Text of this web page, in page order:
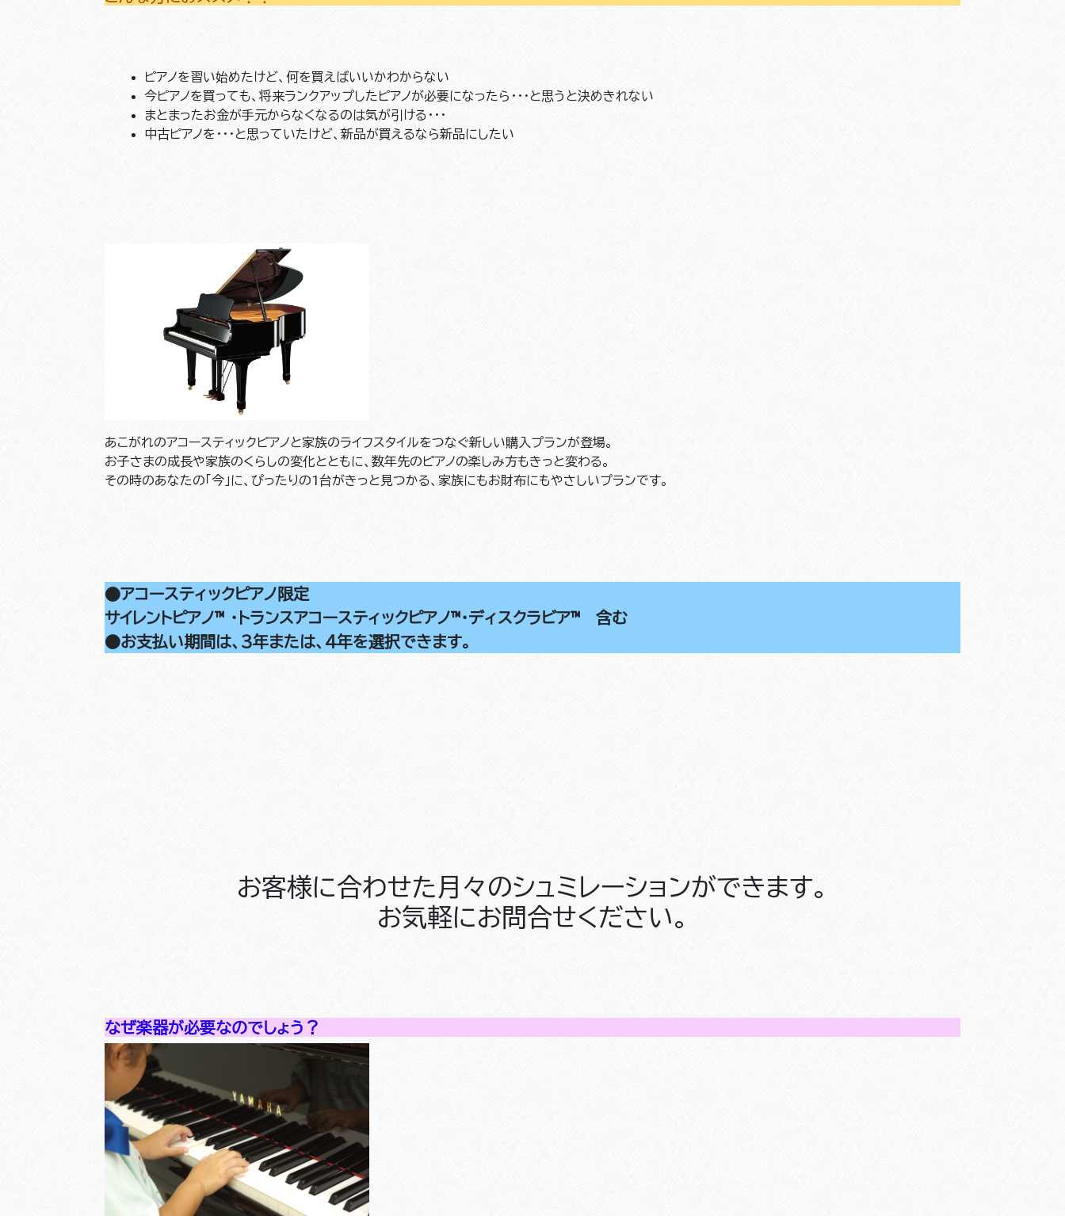
ピアノを習い始めたけど、何を買えばいいかわからない
今ピアノを買っても、将来ランクアップしたピアノが必要になったら･･･と思うと決めきれない
まとまったお金が手元からなくなるのは気が引ける・・・
中古ピアノを・・・と思っていたけど、新品が買えるなら新品にしたい
あこがれのアコースティックピアノと家族のライフスタイルをつなぐ新しい購入プランが登場。
お子さまの成長や家族のくらしの変化とともに、数年先のピアノの楽しみ方もきっと変わる。
その時のあなたの「今」に、ぴったりの1台がきっと見つかる、家族にもお財布にもやさしいプランです。
●アコースティックピアノ限定
サイレントピアノ™ ・トランスアコースティックピアノ™・ディスクラビア™ 含む
●お支払い期間は、3年または、4年を選択できます。
お客様に合わせた月々のシュミレーションができます。
お気軽にお問合せください。
なぜ楽器が必要なのでしょう？